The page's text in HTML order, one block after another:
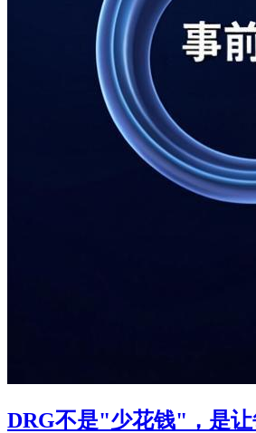
DRG不是"少花钱"，是